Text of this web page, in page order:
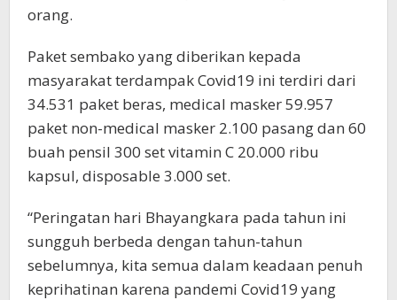
orang.
Paket sembako yang diberikan kepada
masyarakat terdampak Covid19 ini terdiri dari
34.531 paket beras, medical masker 59.957
paket non-medical masker 2.100 pasang dan 60
buah pensil 300 set vitamin C 20.000 ribu
kapsul, disposable 3.000 set.
“Peringatan hari Bhayangkara pada tahun ini
sungguh berbeda dengan tahun-tahun
sebelumnya, kita semua dalam keadaan penuh
keprihatinan karena pandemi Covid19 yang